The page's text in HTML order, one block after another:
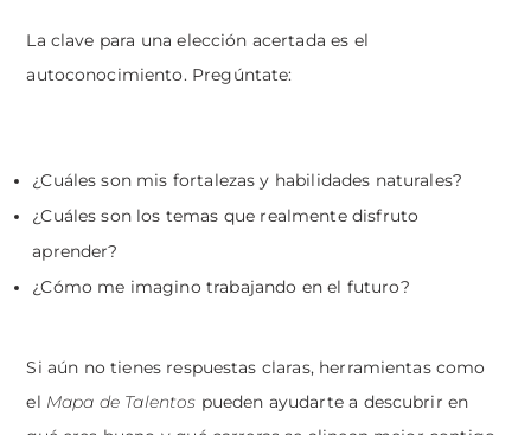
La clave para una elección acertada es el
autoconocimiento. Pregúntate:
¿Cuáles son mis fortalezas y habilidades naturales?
¿Cuáles son los temas que realmente disfruto
aprender?
¿Cómo me imagino trabajando en el futuro?
Si aún no tienes respuestas claras, herramientas como
el Mapa de Talentos pueden ayudarte a descubrir en